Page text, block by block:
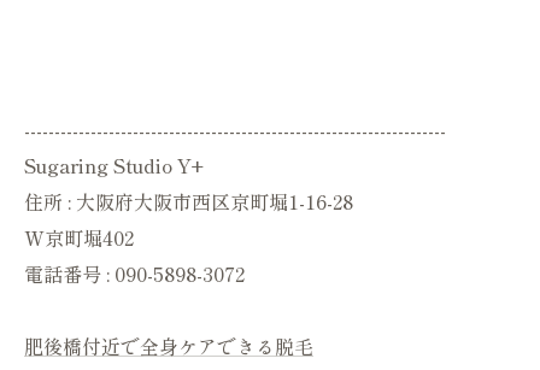
----------------------------------------------------------------------
Sugaring Studio Y+
住所 : 大阪府大阪市西区京町堀1-16-28
W京町堀402
電話番号 : 090-5898-3072
肥後橋付近で全身ケアできる脱毛